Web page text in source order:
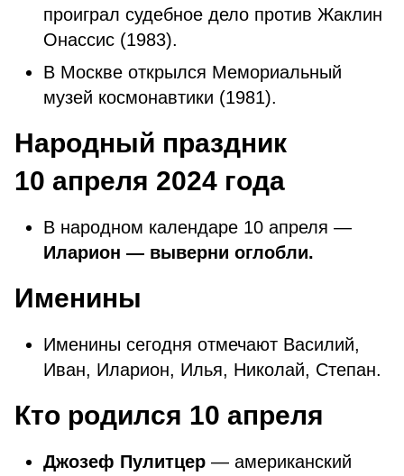
проиграл судебное дело против Жаклин
Онассис (1983).
В Москве открылся Мемориальный
музей космонавтики (1981).
Народный праздник
10 апреля 2024 года
В народном календаре 10 апреля —
Иларион — выверни оглобли.
Именины
Именины сегодня отмечают Василий,
Иван, Иларион, Илья, Николай, Степан.
Кто родился 10 апреля
Джозеф Пулитцер — американский